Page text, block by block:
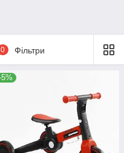
0 Фільтри